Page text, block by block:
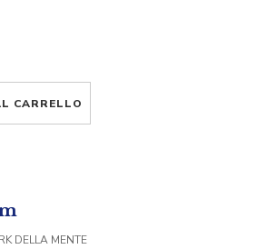
CARRELLO
DELLA MENTE